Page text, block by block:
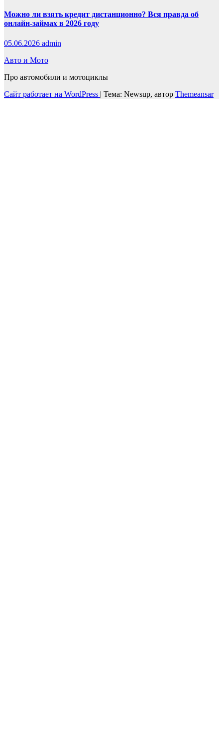
Можно ли взять кредит дистанционно? Вся правда об
онлайн-займах в 2026 году
05.06.2026 admin
Авто и Мото
Про автомобили и мотоциклы
Сайт работает на WordPress | Тема: Newsup, автор Themeansar